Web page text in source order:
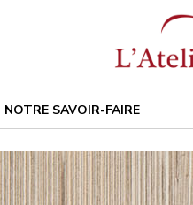
NOTRE SAVOIR-FAIRE